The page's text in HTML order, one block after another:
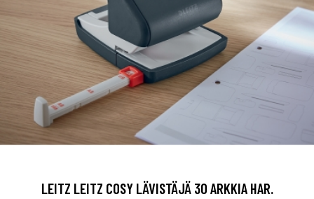
LEITZ LEITZ COSY LÄVISTÄJÄ 30 ARKKIA HAR.